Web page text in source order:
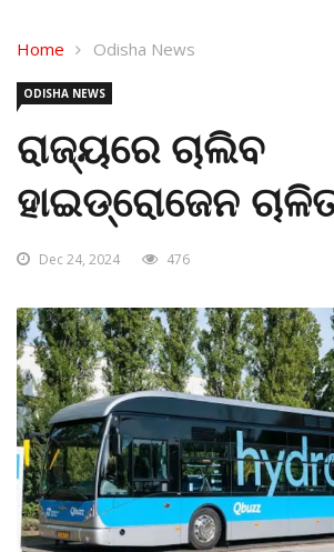
Home Odisha News
ODISHA NEWS
ରାଜ୍ୟରେ ଚାଲିବ
ହାଇଡ୍ରୋଜେନ
Dec 24, 2024 476